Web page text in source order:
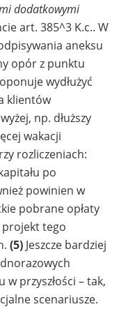
dodatkowymi
art. 385^3 K.c.. W
aneksu
opór z punktu
wydłużyć
klientów
np. dłuższy
wakacji
rozliczeniach:
po
powinien w
pobrane opłaty
projekt tego
(5) Jeszcze bardziej
przyszłości – tak,
scenariusze.